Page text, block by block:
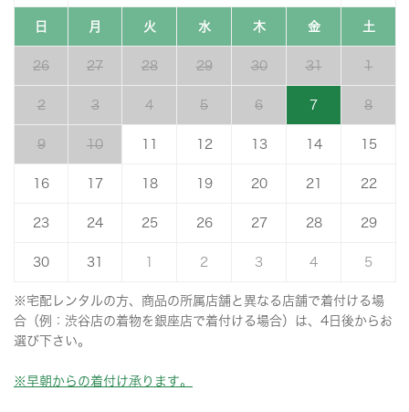
日 月 火 水 木 金 土
26 27 28 29 30 31 1
2 3 4 5 6 7 8
9 10 12 13 14 15
16 17 18 19 20 21 22
23 24 25 26 27 28 29
30 31 2 3 4 5
※宅配レンタルの方、商品の所属店舗と異なる店舗で着付ける場
合（例：渋谷店の着物を銀座店で着付ける場合）は、4日後からお
選び下さい。
※早朝からの着付け承ります。